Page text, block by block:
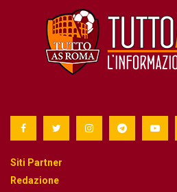
Siti Partner
Redazione